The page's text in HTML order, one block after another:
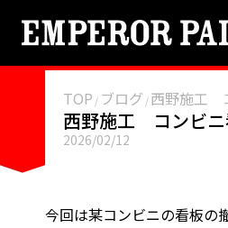
TOP
ブロ
雨漏り
TOP / ブログ / 西野施工
西野施工 コンビニ
2026/02/12
今回は某コンビニの看板の